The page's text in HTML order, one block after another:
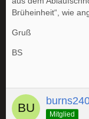
Brüheinheit“, wie
Gruß
BS
Mitglied